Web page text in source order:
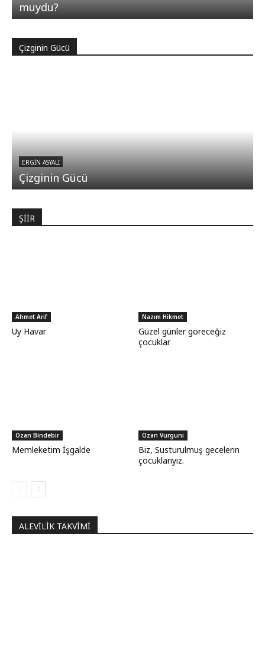
muydu?
Çizginin Gücü
ERGIN ASYALI
Çizginin Gücü
ŞİİR
Ahmet Arif
Uy Havar
Nazım Hikmet
Güzel günler göreceğiz
çocuklar
Ozan Bindebir
Memleketim İşgalde
Ozan Vurguni
Biz, Susturulmuş gecelerin
çocuklarıyız.
ALEVILIK TAKVIMI